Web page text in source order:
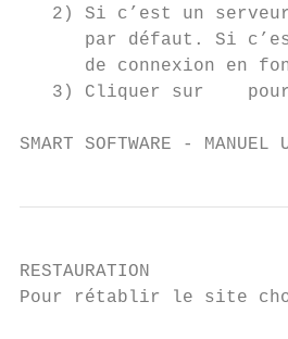
2) Si c’est un
par défaut. Si
de connexion en
3) Cliquer sur
SMART SOFTWARE -
RESTAURATION
Pour rétablir le site